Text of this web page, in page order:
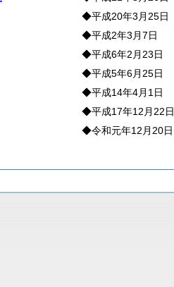
◆平成20年3月25日
◆平成2年3月7日
◆平成6年2月23日
◆平成5年6月25日
◆平成14年4月1日
◆平成17年12月22日
◆令和元年12月20日